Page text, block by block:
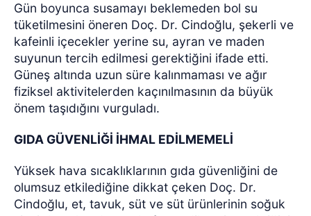
Gün boyunca susamayı beklemeden bol su
tüketilmesini öneren Doç. Dr. Cindoğlu, şekerli ve
kafeinli içecekler yerine su, ayran ve maden
suyunun tercih edilmesi gerektiğini ifade etti.
Güneş altında uzun süre kalınmaması ve ağır
fiziksel aktivitelerden kaçınılmasının da büyük
önem taşıdığını vurguladı.
GIDA GÜVENLİĞİ İHMAL EDİLMEMELİ
Yüksek hava sıcaklıklarının gıda güvenliğini de
olumsuz etkilediğine dikkat çeken Doç. Dr.
Cindoğlu, et, tavuk, süt ve süt ürünlerinin soğuk